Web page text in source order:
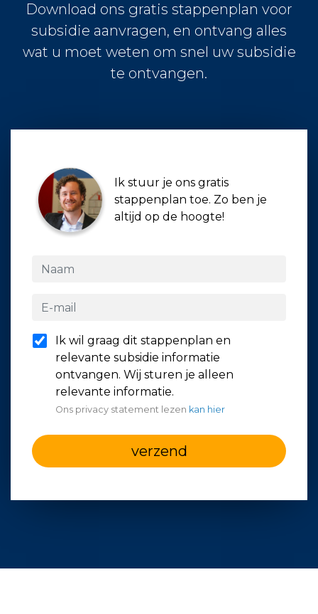
Download ons gratis stappenplan voor
subsidie aanvragen, en ontvang alles
wat u moet weten om snel uw subsidie
te ontvangen.
Ik stuur je ons gratis
stappenplan toe. Zo ben je
altijd op de hoogte!
Ik wil graag dit stappenplan en
relevante subsidie informatie
ontvangen. Wij sturen je alleen
relevante informatie.
Ons privacy statement lezen kan hier
verzend